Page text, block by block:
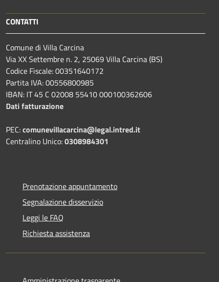
CONTATTI
Comune di Villa Carcina
Via XX Settembre n. 2, 25069 Villa Carcina (BS)
Codice Fiscale: 00351640172
Partita IVA: 00556800985
IBAN: IT 45 C 02008 55410 000100362606
Dati fatturazione
PEC:comunevillacarcina@legal.intred.it
Centralino Unico:0308984301
Prenotazione appuntamento
Segnalazione disservizio
Leggi le FAQ
Richiesta assistenza